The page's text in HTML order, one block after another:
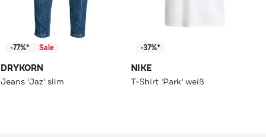
-77%* Sale
DRYKORN
Jeans 'Jaz' slim
-37%*
NIKE
T-Shirt 'Park' weiß